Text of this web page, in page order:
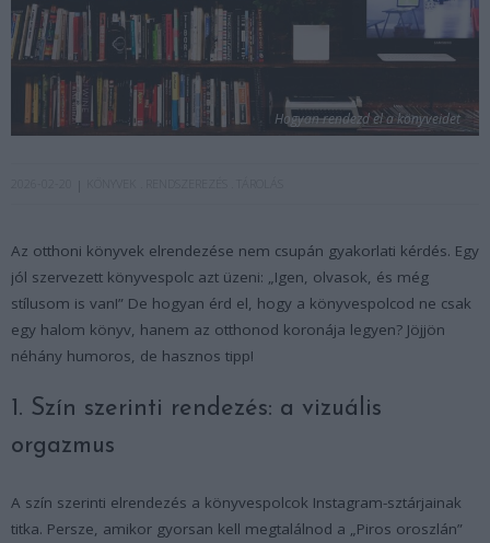
Hogyan rendezd el a könyveidet
Az otthoni könyvek elrendezése nem csupán gyakorlati kérdés. Egy
jól szervezett könyvespolc azt üzeni: „Igen, olvasok, és még
stílusom is van!” De hogyan érd el, hogy a könyvespolcod ne csak
egy halom könyv, hanem az otthonod koronája legyen? Jöjjön
néhány humoros, de hasznos tipp!
1. Szín szerinti rendezés: a vizuális
orgazmus
A szín szerinti elrendezés a könyvespolcok Instagram-sztárjainak
titka. Persze, amikor gyorsan kell megtalálnod a „Piros oroszlán”